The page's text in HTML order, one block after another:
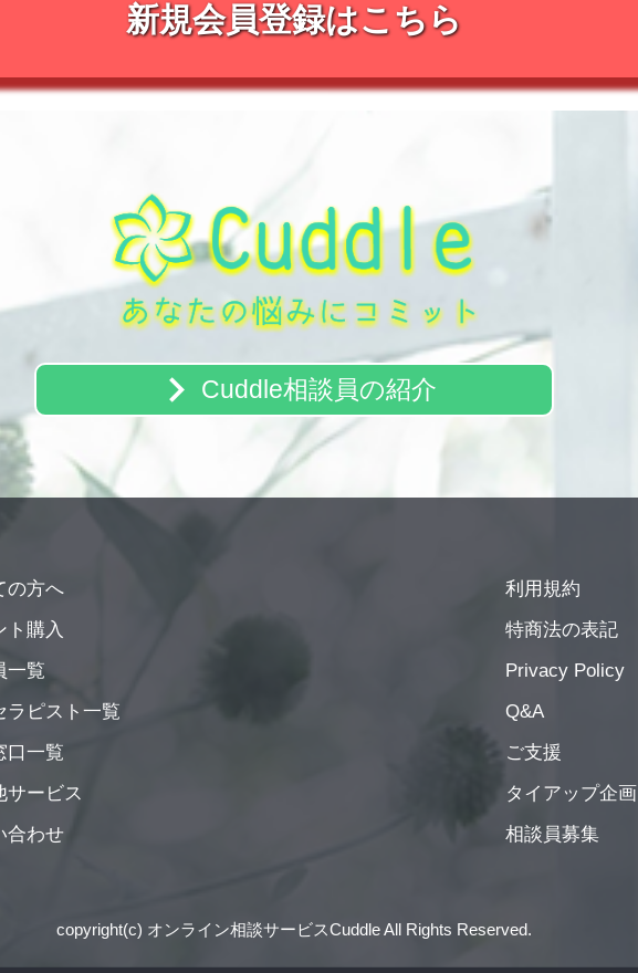
新規会員登録はこちら
keyboard_arrow_right Cuddle相談員の紹介
の方へ
ト購入
一覧
ラピスト一覧
口一覧
サービス
合わせ
利用規約
特商法の表記
Privacy Policy
Q&A
ご支援
タイアップ企画
相談員募集
copyright(c) オンライン相談サービスCuddle All Rights Reserved.